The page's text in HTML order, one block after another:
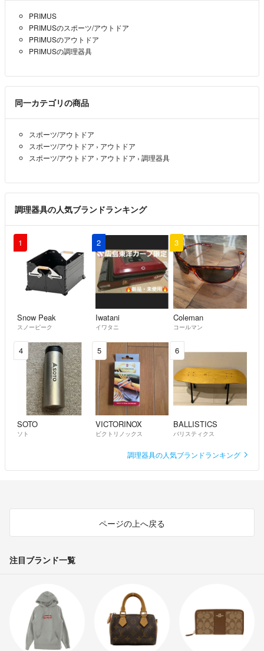
PRIMUS
PRIMUSのスポーツ/アウトドア
PRIMUSのアウトドア
PRIMUSの調理器具
同一カテゴリの商品
スポーツ/アウトドア
スポーツ/アウトドア › アウトドア
スポーツ/アウトドア › アウトドア › 調理器具
調理器具の人気ブランドランキング
1
Snow Peak
スノーピーク
2
Iwatani
イワタニ
3
Coleman
コールマン
4
SOTO
ソト
5
VICTORINOX
ビクトリノックス
6
BALLISTICS
バリスティクス
調理器具の人気ブランドランキング
ページの上へ戻る
注目ブランド一覧